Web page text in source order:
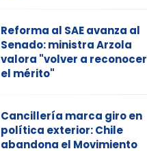
Reforma al SAE avanza al
Senado: ministra Arzola
valora "volver a reconocer
el mérito"
Cancillería marca giro en
política exterior: Chile
abandona el Movimiento